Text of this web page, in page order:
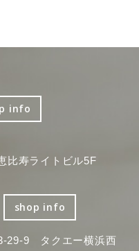
info
比寿ライトビル5F
shop info
29-9 タクエー横浜西